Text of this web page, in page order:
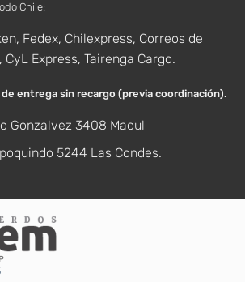
Chile:
Fedex, Chilexpress, Correos de
CyL Express, Tairenga Cargo.
entrega sin recargo (previa coordinación).
Gonzalvez 3408 Macul
5244 Las Condes.